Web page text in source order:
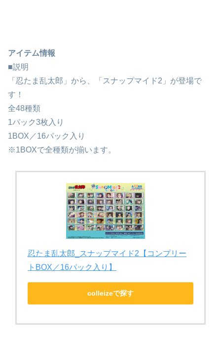
アイテム情報
■説明
「忍たま乱太郎」から、「スナップマイド2」が登場で
す！
全48種類
1パック3枚入り
1BOX／16パック入り
※1BOXで全種類が揃います。
忍たま乱太郎_スナップマイド2【コンプリー
トBOX／16パック入り】
colleizeで探す